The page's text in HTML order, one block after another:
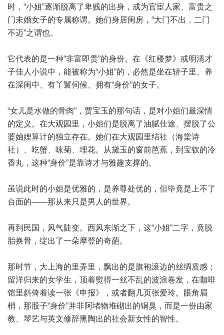
时，“小姐”逐渐脱离了卑贱的出身，成为官宦人家、富贵之
门未婚女子的专属称谓。她们身居闺房，“大门不出，二门
不迈”之谓也。
它代表的是一种“非富即贵”的身份。在《红楼梦》或明清才
子佳人小说中，能被称为“小姐”的，必然是坐在轿子里、养
在深闺中、有丫鬟伺候、拥有“身价”的女子。
“女儿是水做的骨肉”，贾宝玉的那句话，是对小姐们最深情
的定义。在大观园里，小姐们是脱离了油腻仕途、摆脱了公
婆妯娌算计的独立存在。她们在大观园里结社（海棠诗
社）、吃蟹、咏菊、埋花。从黛玉的窗前芭蕉，到宝钗的冷
香丸，这种“身价”是靠诗才与雅趣支撑的。
虽说此时的小姐是优雅的，是养尊处优的，但毕竟是上不了
台面的——那从来只是男人的世界。
再到民国，风气陡变。西风东渐之下，这“小姐”二字，竟脱
胎换骨，绽出了一朵摩登的奇葩。
那时节，大上海的里弄里，飘出的是旗袍滚边的丝绸质感；
留洋归来的女学生，顶着熨得一丝不乱的波浪卷发，在咖啡
馆里斜倚着读一张《申报》，或者翻几页张爱玲。眼角眉
梢，那股子“身价”并非阿堵物堆砌出的铜臭，而是一份由家
教、琴艺与英文修辞熏陶出的社会新女性的智性。